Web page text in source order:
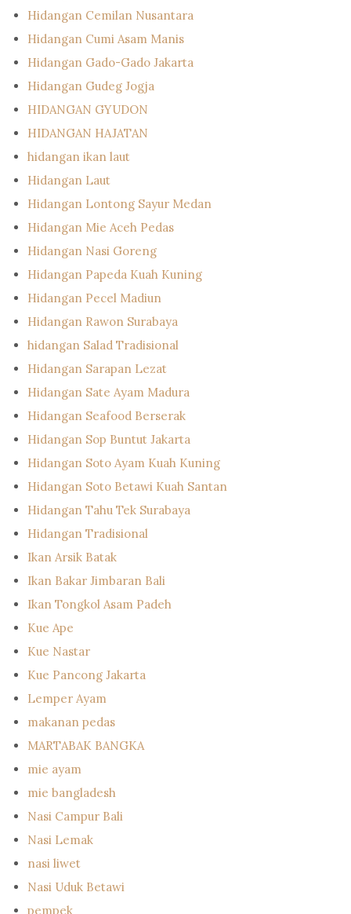
Hidangan Cemilan Nusantara
Hidangan Cumi Asam Manis
Hidangan Gado-Gado Jakarta
Hidangan Gudeg Jogja
HIDANGAN GYUDON
HIDANGAN HAJATAN
hidangan ikan laut
Hidangan Laut
Hidangan Lontong Sayur Medan
Hidangan Mie Aceh Pedas
Hidangan Nasi Goreng
Hidangan Papeda Kuah Kuning
Hidangan Pecel Madiun
Hidangan Rawon Surabaya
hidangan Salad Tradisional
Hidangan Sarapan Lezat
Hidangan Sate Ayam Madura
Hidangan Seafood Berserak
Hidangan Sop Buntut Jakarta
Hidangan Soto Ayam Kuah Kuning
Hidangan Soto Betawi Kuah Santan
Hidangan Tahu Tek Surabaya
Hidangan Tradisional
Ikan Arsik Batak
Ikan Bakar Jimbaran Bali
Ikan Tongkol Asam Padeh
Kue Ape
Kue Nastar
Kue Pancong Jakarta
Lemper Ayam
makanan pedas
MARTABAK BANGKA
mie ayam
mie bangladesh
Nasi Campur Bali
Nasi Lemak
nasi liwet
Nasi Uduk Betawi
pempek